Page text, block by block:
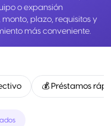
o expansión
plazo, requisitos y
más conveniente.
💰 Préstamos